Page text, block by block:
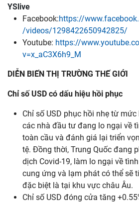
YSlive
Facebook:https://
/videos/1298422650942825/
Youtube: https://
v=x_aC3X6h9_M
DIỄN BIẾN THỊ TRƯỜNG THẾ GIỚI
Chỉ số USD có dấu hiệu hồi phục
Chỉ số USD phục hồi nhẹ từ
các nhà đầu tư đang lo ngại về
toàn cầu và đánh giá lại triển
tệ. Đồng thời, Trung Quốc đang
dịch Covid-19, làm lo ngại về
cung ứng và lạm phát có thể sẽ
đặc biệt là tại khu vực châu Âu.
Chỉ số USD đóng cửa tăng